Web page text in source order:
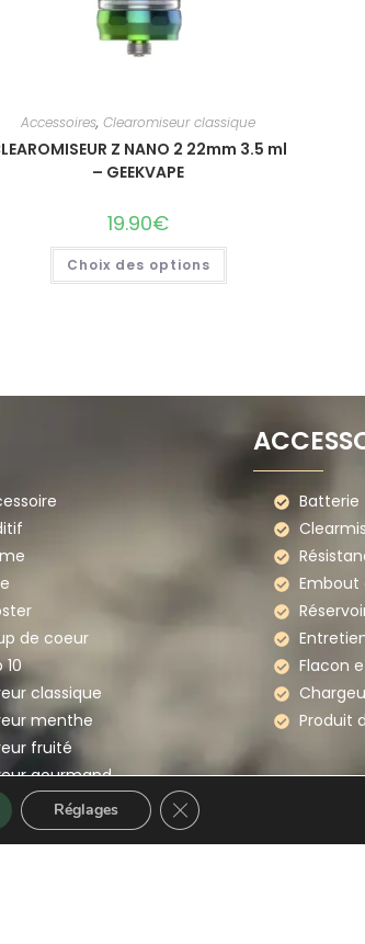
Accessoires, Clearomiseur classique
Z NANO 2 22mm 3.5 ml
– GEEKVAPE
19.90€
Choix des options
de coeur
10
classique
menthe
fruité
gourmand
boissons
Batterie
Flacon
Produit
Réglages Fermer la bannière des